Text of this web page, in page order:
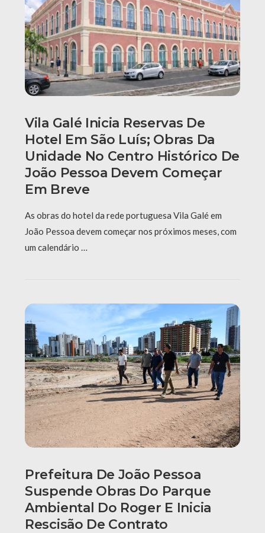
Vila Galé Inicia Reservas De
Hotel Em São Luís; Obras Da
Unidade No Centro Histórico De
João Pessoa Devem Começar
Em Breve
As obras do hotel da rede portuguesa Vila Galé em
João Pessoa devem começar nos próximos meses, com
um calendário …
Prefeitura De João Pessoa
Suspende Obras Do Parque
Ambiental Do Roger E Inicia
Rescisão De Contrato